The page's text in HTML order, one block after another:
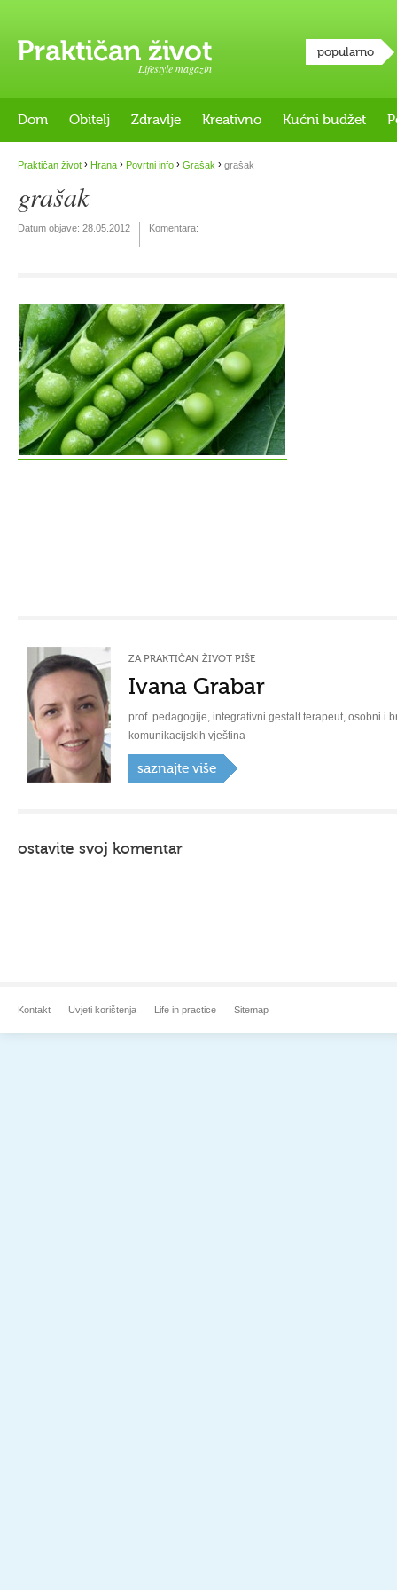
Lifestyle magazin
popularno
Dom Obitelj Zdravlje Kreativno Kućni budžet
Praktičan život › Hrana › Povrtni info › Grašak › grašak
grašak
Datum objave: 28.05.2012 Komentara:
ZA PRAKTIČAN ŽIVOT PIŠE
Ivana Grabar
prof. pedagogije, integrativni gestalt terapeut, osobni i
komunikacijskih vještina
saznajte više
ostavite svoj komentar
Kontakt Uvjeti korištenja Life in practice Sitemap